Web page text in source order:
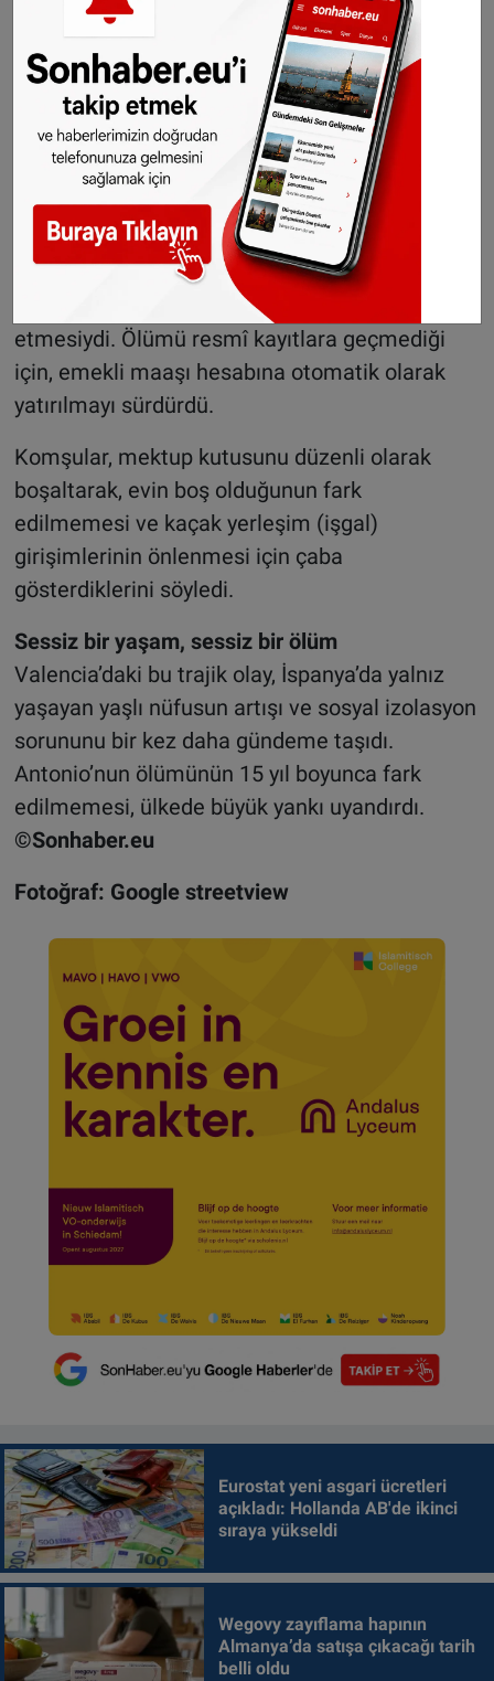
kaybolduğunu fark etmedi.
Dairenin kapısının içeriden kilitli olduğu tespit
edildi; polis, ölümün doğal nedenlerden
kaynaklandığını değerlendiriyor.
15 yıl boyunca maaşı yatmaya devam etti
Antonio’nun ölümünün bu kadar uzun süre fark
edilmemesinin bir diğer nedeni de tüm
faturalarının düzenli şekilde ödenmeye devam
etmesiydi. Ölümü resmî kayıtlara geçmediği
için, emekli maaşı hesabına otomatik olarak
yatırılmayı sürdürdü.
Komşular, mektup kutusunu düzenli olarak
boşaltarak, evin boş olduğunun fark
edilmemesi ve kaçak yerleşim (işgal)
girişimlerinin önlenmesi için çaba
gösterdiklerini söyledi.
Sessiz bir yaşam, sessiz bir ölüm
Valencia’daki bu trajik olay, İspanya’da yalnız
yaşayan yaşlı nüfusun artışı ve sosyal izolasyon
sorununu bir kez daha gündeme taşıdı.
Antonio’nun ölümünün 15 yıl boyunca fark
edilmemesi, ülkede büyük yankı uyandırdı.
©Sonhaber.eu
Fotoğraf: Google streetview
Eurostat yeni asgari ücretleri
açıkladı: Hollanda AB'de ikinci
sıraya yükseldi
Wegovy zayıflama hapının
Almanya’da satışa çıkacağı tarih
belli oldu